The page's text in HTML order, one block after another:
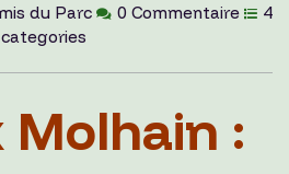
du Parc 0 Commentaire
4
categories
: